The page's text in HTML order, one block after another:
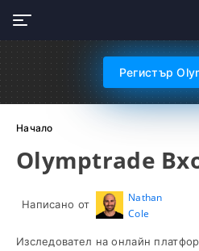
Регистър
Начало
Olymptrade
Написано от
Nathan
Cole
Изследовател на онлайн